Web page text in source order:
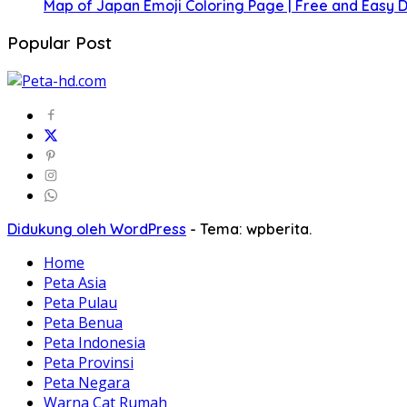
Map of Japan Emoji Coloring Page | Free and Easy
Popular Post
Didukung oleh WordPress - Tema: wpberita.
Home
Peta Asia
Peta Pulau
Peta Benua
Peta Indonesia
Peta Provinsi
Peta Negara
Warna Cat Rumah